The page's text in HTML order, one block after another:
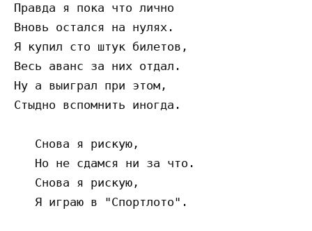
Правда я пока что лично
Вновь остался на нулях.
Я купил сто штук билетов,
Весь аванс за них отдал.
Ну а выиграл при этом,
Стыдно вспомнить иногда.
   Снова я рискую,
   Но не сдамся ни за что.
   Снова я рискую,
   Я играю в "Спортлото".